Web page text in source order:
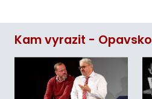
Kam vyrazit - Opavsko